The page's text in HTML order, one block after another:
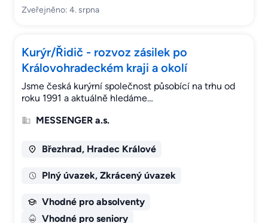
Zveřejněno: 4. srpna
Kurýr/Řidič - rozvoz zásilek po
Královohradeckém kraji a okolí
Jsme česká kurýrní společnost působící na trhu od
roku 1991 a aktuálně hledáme…
MESSENGER a.s.
Březhrad, Hradec Králové
Plný úvazek, Zkrácený úvazek
Vhodné pro absolventy
Vhodné pro seniory